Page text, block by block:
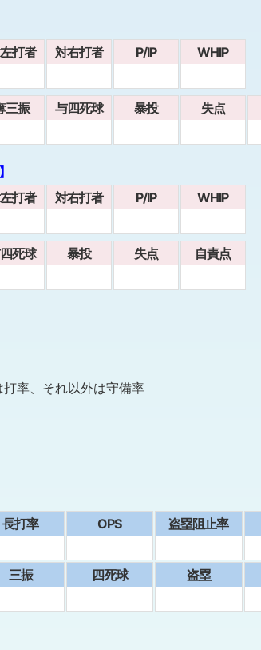
打者 対右打者 P/IP WHIP
三振 与四死球 暴投 失点
打者 対右打者 P/IP WHIP
死球 暴投 失点 自責点
率、それ以外は守備率
⻑打率 OPS 盗塁阻止率
三振 四死球 盗塁